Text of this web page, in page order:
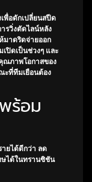
พื่อดักเปลี่ยนสปีด
รวิ่งตัดไลน์หลัง
มาดริดจ่ายออก
ปิดเป็นช่วงๆ และ
ณภาพโอกาสของ
ะที่ทีมเยือนต้อง
ร้อม
ายได้ดีกว่า ลด
ษได้ในทรานซิชัน